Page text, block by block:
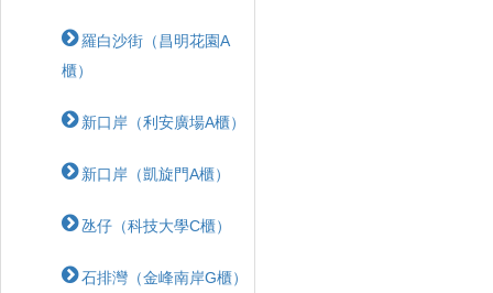
羅白沙街（昌明花園A
櫃）
新口岸（利安廣場A櫃）
新口岸（凱旋門A櫃）
氹仔（科技大學C櫃）
石排灣（金峰南岸G櫃）